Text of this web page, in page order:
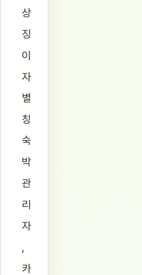
상
징
이
자
별
칭
숙
박
관
리
자
카